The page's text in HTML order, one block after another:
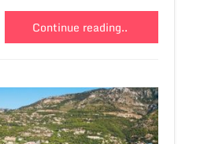
Continue reading..